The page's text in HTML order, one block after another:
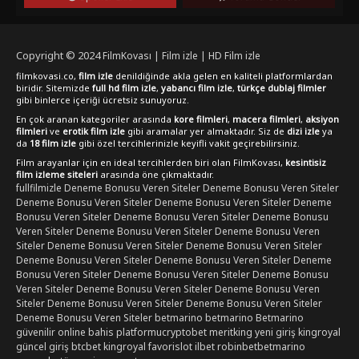
Copyright © 2024FilmKovası | Film izle | HD Film izle
filmkovasi.co, film izle denildiğinde akla gelen en kaliteli platformlardan
biridir. Sitemizde full hd film izle, yabancı film izle, türkçe dublaj filmler
gibi binlerce içeriği ücretsiz sunuyoruz.
En çok aranan kategoriler arasında kore filmleri, macera filmleri, aksiyon
filmleri ve erotik film izle gibi aramalar yer almaktadır. Siz de dizi izle ya
da 18 film izle gibi özel tercihlerinizle keyifli vakit geçirebilirsiniz.
Film arayanlar için en ideal tercihlerden biri olan FilmKovası, kesintisiz
film izleme siteleri arasında öne çıkmaktadır.
fullfilmizle Deneme Bonusu Veren SitelerDeneme Bonusu Veren Siteler
Deneme Bonusu Veren SitelerDeneme Bonusu Veren SitelerDeneme
Bonusu Veren SitelerDeneme Bonusu Veren SitelerDeneme Bonusu
Veren SitelerDeneme Bonusu Veren SitelerDeneme Bonusu Veren
SitelerDeneme Bonusu Veren SitelerDeneme Bonusu Veren Siteler
Deneme Bonusu Veren SitelerDeneme Bonusu Veren SitelerDeneme
Bonusu Veren SitelerDeneme Bonusu Veren SitelerDeneme Bonusu
Veren SitelerDeneme Bonusu Veren SitelerDeneme Bonusu Veren
SitelerDeneme Bonusu Veren SitelerDeneme Bonusu Veren Siteler
Deneme Bonusu Veren Sitelerbetmarino betmarino Betmarino
güvenilir online bahis platformucryptobetmeritking yeni girişkingroyal
güncel girişbtcbetkingroyal favorislotilbetrobinbetbetmarino